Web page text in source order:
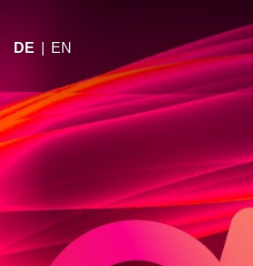
Instagram
Nachtmodus
DE EN